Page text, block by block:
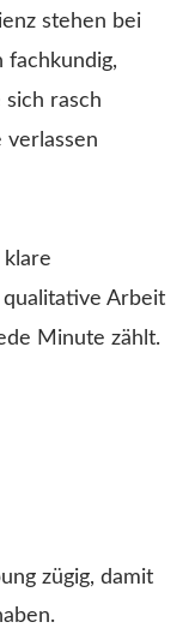
stehen bei
fachkundig,
sich rasch
Arbeit
Minute zählt.
zügig, damit